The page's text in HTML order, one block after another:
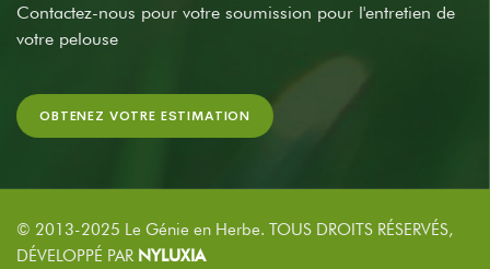
Contactez-nous pour votre soumission pour l'entretien de
votre pelouse
OBTENEZ VOTRE ESTIMATION
© 2013-2025 Le Génie en Herbe. TOUS DROITS RÉSERVÉS,
DÉVELOPPÉ PAR NYLUXIA